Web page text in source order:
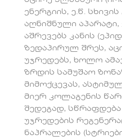
ენერგიის, ე.წ.
აღნიშნული
აშრევებს კანის
ზედაპირულ შრეს,
უჯრედებს, ხოლო
ზრდის სამუშაო
მიმოქცევას,
მიერ კოლაგენის
შედეგად,
უჯრედების
ნაპრალების